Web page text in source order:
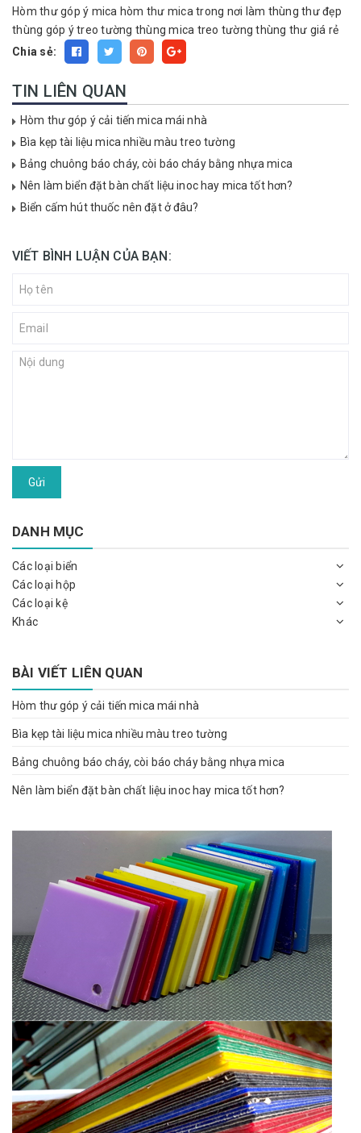
Hòm thư góp ý mica hòm thư mica trong nơi làm thùng thư đẹp
thùng góp ý treo tường thùng mica treo tường thùng thư giá rẻ
Chia sẻ:
TIN LIÊN QUAN
Hòm thư góp ý cải tiến mica mái nhà
Bìa kẹp tài liệu mica nhiều màu treo tường
Bảng chuông báo cháy, còi báo cháy bằng nhựa mica
Nên làm biển đặt bàn chất liệu inoc hay mica tốt hơn?
Biển cấm hút thuốc nên đặt ở đâu?
VIẾT BÌNH LUẬN CỦA BẠN:
Gửi
DANH MỤC
Các loại biển
Các loại hộp
Các loại kệ
Khác
BÀI VIẾT LIÊN QUAN
Hòm thư góp ý cải tiến mica mái nhà
Bìa kẹp tài liệu mica nhiều màu treo tường
Bảng chuông báo cháy, còi báo cháy bằng nhựa mica
Nên làm biển đặt bàn chất liệu inoc hay mica tốt hơn?